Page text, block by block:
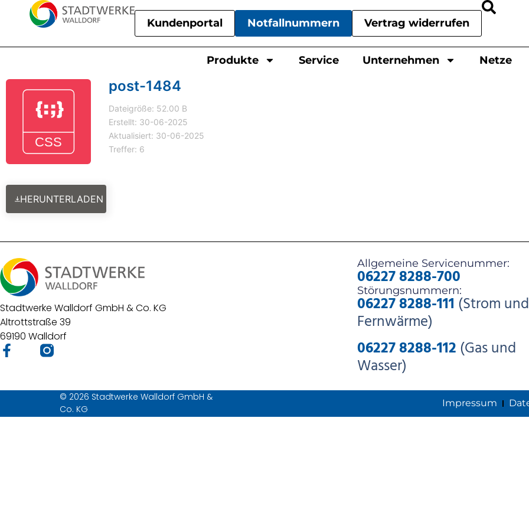
Kundenportal Notfallnummern Vertrag widerrufen
Produkte Service Unternehmen Netze
post-1484
Dateigröße: 52.00 B
Erstellt: 30-06-2025
Aktualisiert: 30-06-2025
Treffer: 6
HERUNTERLADEN
Stadtwerke Walldorf GmbH & Co. KG
Altrottstraße 39
69190 Walldorf
Allgemeine Servicenummer:
06227 8288-700
Störungsnummern:
06227 8288-111 (Strom und
Fernwärme)
06227 8288-112 (Gas und
Wasser)
© 2026 Stadtwerke Walldorf GmbH &
Co. KG
Impressum